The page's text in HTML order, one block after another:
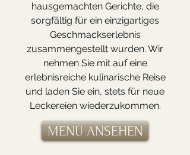
hausgemachten Gerichte, die
sorgfältig für ein einzigartiges
Geschmackserlebnis
zusammengestellt wurden. Wir
nehmen Sie mit auf eine
erlebnisreiche kulinarische Reise
und laden Sie ein, stets für neue
Leckereien wiederzukommen.
MENÜ ANSEHEN